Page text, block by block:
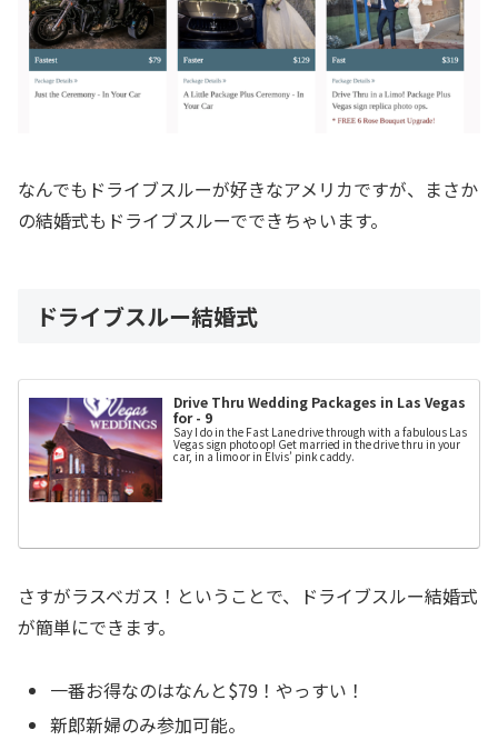
なんでもドライブスルーが好きなアメリカですが、まさか
の結婚式もドライブスルーでできちゃいます。
ドライブスルー結婚式
Drive Thru Wedding Packages in Las Vegas
for - 9
Say I do in the Fast Lane drive through with a fabulous Las
Vegas sign photo op! Get married in the drive thru in your
car, in a limo or in Elvis’ pink caddy.
さすがラスベガス！ということで、ドライブスルー結婚式
が簡単にできます。
一番お得なのはなんと$79！やっすい！
新郎新婦のみ参加可能。